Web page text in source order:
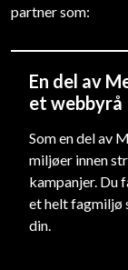
partner som:
En del av
et webbyrå
Som en del av
miljøer innen
kampanjer. Du
et helt fagmiljø
din.